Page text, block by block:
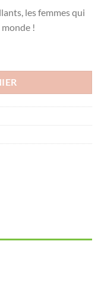
les femmes qui
!